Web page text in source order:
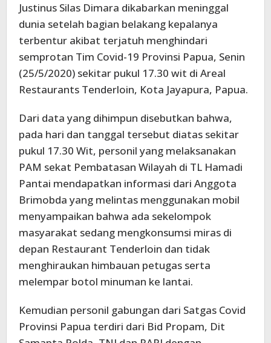
Justinus Silas Dimara dikabarkan meninggal
dunia setelah bagian belakang kepalanya
terbentur akibat terjatuh menghindari
semprotan Tim Covid-19 Provinsi Papua, Senin
(25/5/2020) sekitar pukul 17.30 wit di Areal
Restaurants Tenderloin, Kota Jayapura, Papua.
Dari data yang dihimpun disebutkan bahwa,
pada hari dan tanggal tersebut diatas sekitar
pukul 17.30 Wit, personil yang melaksanakan
PAM sekat Pembatasan Wilayah di TL Hamadi
Pantai mendapatkan informasi dari Anggota
Brimobda yang melintas menggunakan mobil
menyampaikan bahwa ada sekelompok
masyarakat sedang mengkonsumsi miras di
depan Restaurant Tenderloin dan tidak
menghiraukan himbauan petugas serta
melempar botol minuman ke lantai.
Kemudian personil gabungan dari Satgas Covid
Provinsi Papua terdiri dari Bid Propam, Dit